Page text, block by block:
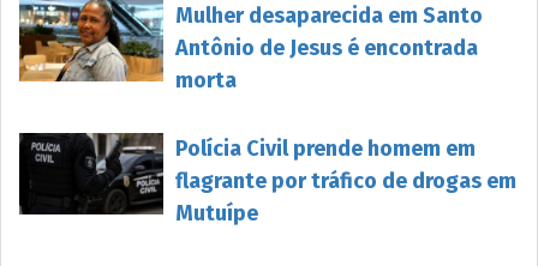
Mulher desaparecida em Santo
Antônio de Jesus é encontrada
morta
Polícia Civil prende homem em
flagrante por tráfico de drogas em
Mutuípe